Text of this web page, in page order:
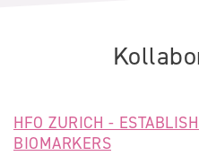
HFO ZURICH -
BIOMARKERS